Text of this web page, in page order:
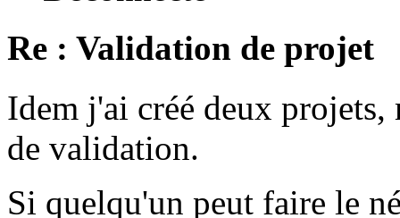
Re : Validation de projet
Idem j'ai créé deux
de validation.
Si quelqu'un peut faire le